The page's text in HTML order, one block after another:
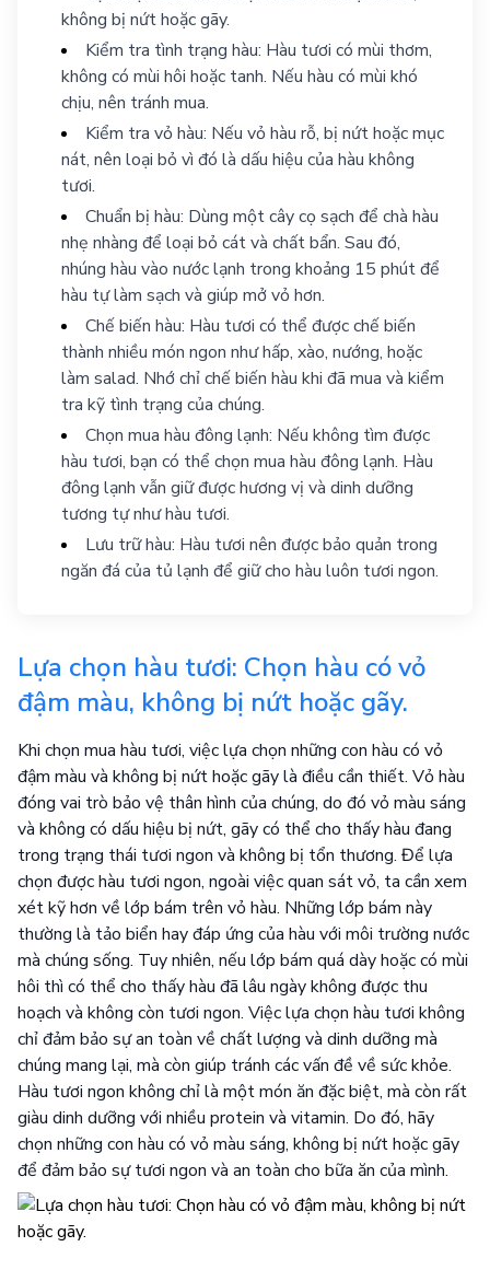
không bị nứt hoặc gãy.
Kiểm tra tình trạng hàu: Hàu tươi có mùi thơm,
không có mùi hôi hoặc tanh. Nếu hàu có mùi khó
chịu, nên tránh mua.
Kiểm tra vỏ hàu: Nếu vỏ hàu rỗ, bị nứt hoặc mục
nát, nên loại bỏ vì đó là dấu hiệu của hàu không
tươi.
Chuẩn bị hàu: Dùng một cây cọ sạch để chà hàu
nhẹ nhàng để loại bỏ cát và chất bẩn. Sau đó,
nhúng hàu vào nước lạnh trong khoảng 15 phút để
hàu tự làm sạch và giúp mở vỏ hơn.
Chế biến hàu: Hàu tươi có thể được chế biến
thành nhiều món ngon như hấp, xào, nướng, hoặc
làm salad. Nhớ chỉ chế biến hàu khi đã mua và kiểm
tra kỹ tình trạng của chúng.
Chọn mua hàu đông lạnh: Nếu không tìm được
hàu tươi, bạn có thể chọn mua hàu đông lạnh. Hàu
đông lạnh vẫn giữ được hương vị và dinh dưỡng
tương tự như hàu tươi.
Lưu trữ hàu: Hàu tươi nên được bảo quản trong
ngăn đá của tủ lạnh để giữ cho hàu luôn tươi ngon.
Lựa chọn hàu tươi: Chọn hàu có vỏ
đậm màu, không bị nứt hoặc gãy.
Khi chọn mua hàu tươi, việc lựa chọn những con hàu có vỏ
đậm màu và không bị nứt hoặc gãy là điều cần thiết. Vỏ hàu
đóng vai trò bảo vệ thân hình của chúng, do đó vỏ màu sáng
và không có dấu hiệu bị nứt, gãy có thể cho thấy hàu đang
trong trạng thái tươi ngon và không bị tổn thương. Để lựa
chọn được hàu tươi ngon, ngoài việc quan sát vỏ, ta cần xem
xét kỹ hơn về lớp bám trên vỏ hàu. Những lớp bám này
thường là tảo biển hay đáp ứng của hàu với môi trường nước
mà chúng sống. Tuy nhiên, nếu lớp bám quá dày hoặc có mùi
hôi thì có thể cho thấy hàu đã lâu ngày không được thu
hoạch và không còn tươi ngon. Việc lựa chọn hàu tươi không
chỉ đảm bảo sự an toàn về chất lượng và dinh dưỡng mà
chúng mang lại, mà còn giúp tránh các vấn đề về sức khỏe.
Hàu tươi ngon không chỉ là một món ăn đặc biệt, mà còn rất
giàu dinh dưỡng với nhiều protein và vitamin. Do đó, hãy
chọn những con hàu có vỏ màu sáng, không bị nứt hoặc gãy
để đảm bảo sự tươi ngon và an toàn cho bữa ăn của mình.